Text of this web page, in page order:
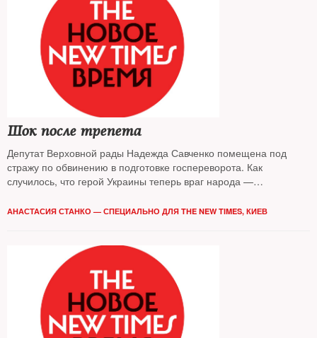
Шок после трепета
Депутат Верховной рады Надежда Савченко помещена под
стражу по обвинению в подготовке госпереворота. Как
случилось, что герой Украины теперь враг народа —
АНАСТАСИЯ СТАНКО — СПЕЦИАЛЬНО ДЛЯ THE NEW TIMES, КИЕВ